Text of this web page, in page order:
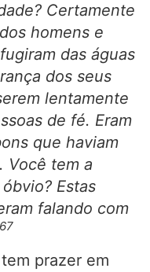
Certamente
homens e
das águas
dos seus
lentamente
de fé. Eram
que haviam
Você tem a
Estas
falando com
67
prazer em